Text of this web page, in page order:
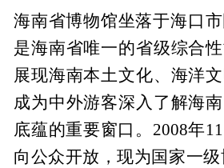
海南省博物馆坐落于海口市
是海南省唯一的省级综合
展现海南本土文化、海洋
成为中外游客深入了解海
底蕴的重要窗口。‌‌2008年
向公众开放，现为国家一